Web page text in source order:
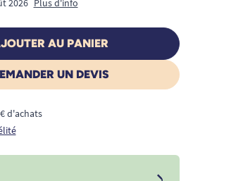
2026 Plus d'info
AU PANIER
UN DEVIS
d'achats